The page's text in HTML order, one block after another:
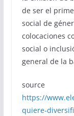
de ser el
social de
colocaciones
social o
general de la
source
https://
quiere-